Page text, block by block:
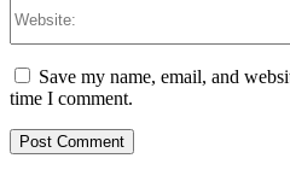
Save my name, email, and
time I comment.